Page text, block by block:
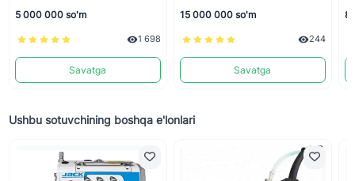
5 000 000 so'm
1 698
Savatga
15 000 000 so'm
244
Savatga
Ushbu sotuvchining boshqa e'lonlari